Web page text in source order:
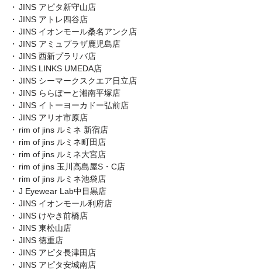
JINS アピタ新守山店
JINS アトレ四谷店
JINS イオンモール桑名アンク店
JINS アミュプラザ鹿児島店
JINS 西新プラリバ店
JINS LINKS UMEDA店
JINS シーマークスクエア日立店
JINS ららぽーと湘南平塚店
JINS イトーヨーカドー弘前店
JINS アリオ市原店
rim of jins ルミネ 新宿店
rim of jins ルミネ町田店
rim of jins ルミネ大宮店
rim of jins 玉川高島屋S・C店
rim of jins ルミネ池袋店
J Eyewear Lab中目黒店
JINS イオンモール利府店
JINS けやき前橋店
JINS 東松山店
JINS 徳重店
JINS アピタ長津田店
JINS アピタ安城南店